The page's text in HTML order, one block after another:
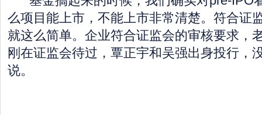
么项目能上市，不能上市非常清楚。符合证
就这么简单。企业符合证监会的审核要求，
刚在证监会待过，覃正宇和吴强出身投行，
说。